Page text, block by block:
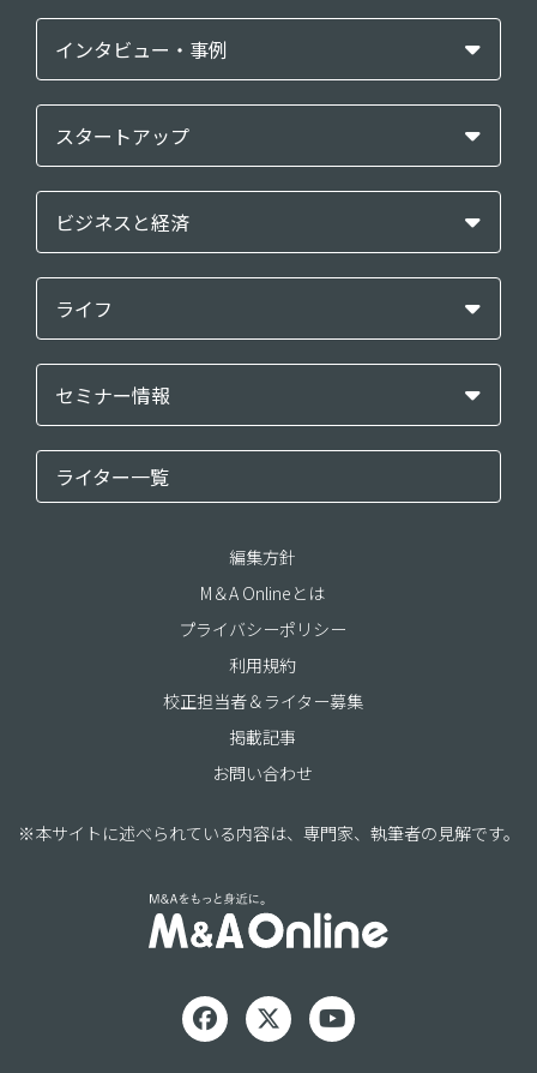
インタビュー・事例
スタートアップ
ビジネスと経済
ライフ
セミナー情報
ライター一覧
編集方針
M＆A Onlineとは
プライバシーポリシー
利用規約
校正担当者＆ライター募集
掲載記事
お問い合わせ
※本サイトに述べられている内容は、専門家、執筆者の見解です。